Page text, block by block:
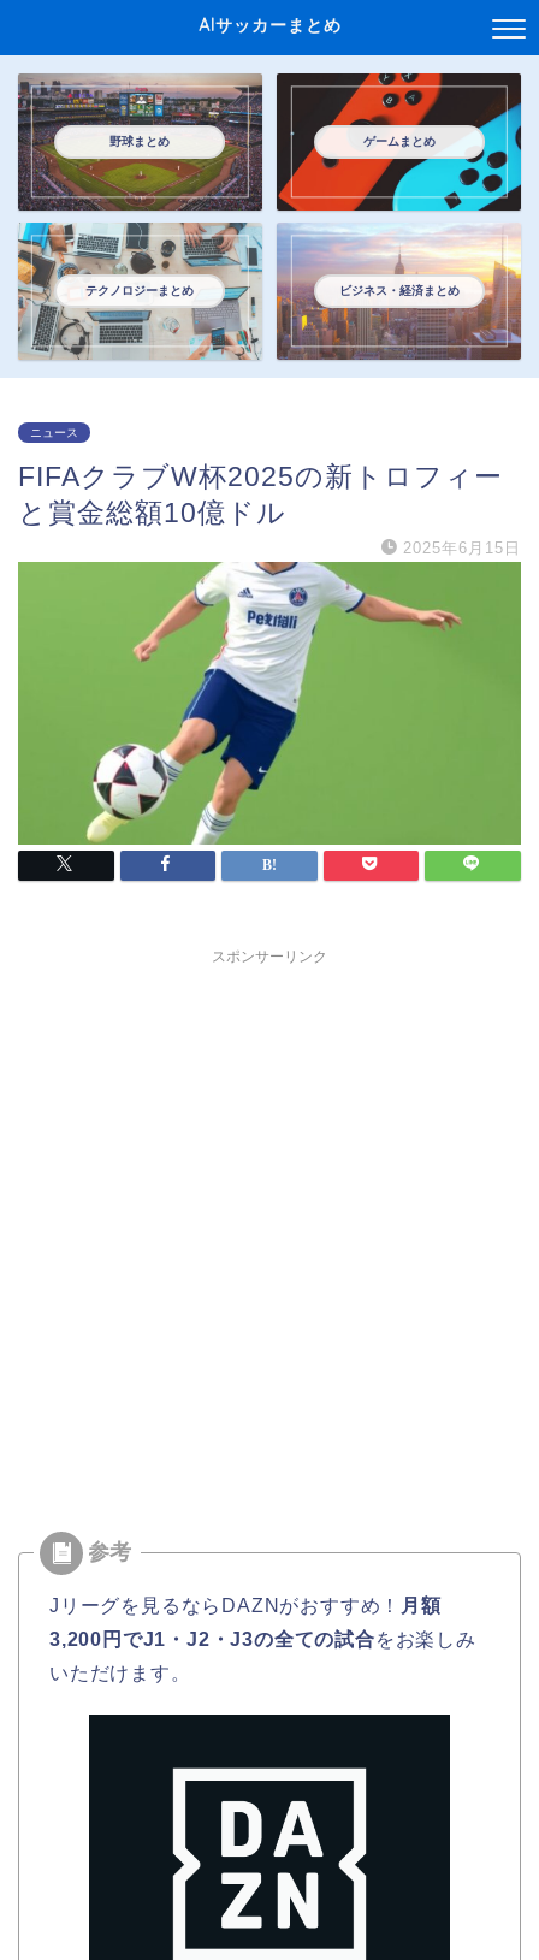
AIサッカーまとめ
野球まとめ ゲームまとめ
テクノロジーまとめ ビジネス・経済まとめ
ニュース
FIFAクラブW杯2025の新トロフィー
と賞金総額10億ドル
2025年6月15日
スポンサーリンク
Jリーグを見るならDAZNがおすすめ！
月額
3,200円でJ1・J2・J3の全ての試合をお楽しみ
いただけます。